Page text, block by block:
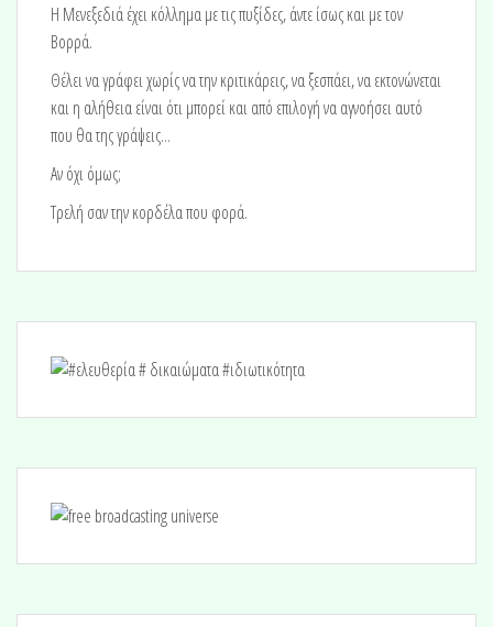
H Μενεξεδιά έχει κόλλημα με τις πυξίδες, άντε ίσως και με τον
Βορρά.
Θέλει να γράφει χωρίς να την κριτικάρεις, να ξεσπάει, να εκτονώνεται
και η αλήθεια είναι ότι μπορεί και από επιλογή να αγνοήσει αυτό
που θα της γράψεις...
Αν όχι όμως;
Τρελή σαν την κορδέλα που φορά.